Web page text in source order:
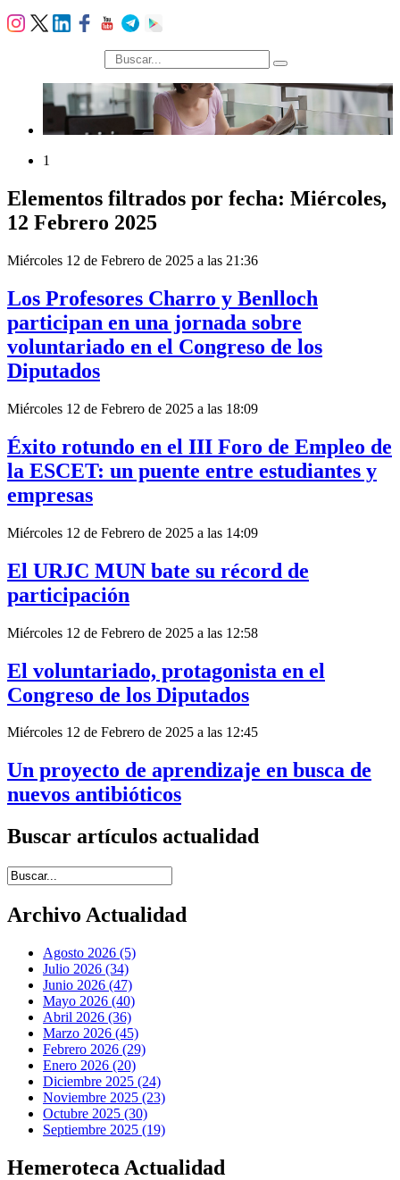
búsqueda
1
Elementos filtrados por fecha: Miércoles,
12 Febrero 2025
Miércoles 12 de Febrero de 2025 a las 21:36
Los Profesores Charro y Benlloch
participan en una jornada sobre
voluntariado en el Congreso de los
Diputados
Miércoles 12 de Febrero de 2025 a las 18:09
Éxito rotundo en el III Foro de Empleo de
la ESCET: un puente entre estudiantes y
empresas
Miércoles 12 de Febrero de 2025 a las 14:09
El URJC MUN bate su récord de
participación
Miércoles 12 de Febrero de 2025 a las 12:58
El voluntariado, protagonista en el
Congreso de los Diputados
Miércoles 12 de Febrero de 2025 a las 12:45
Un proyecto de aprendizaje en busca de
nuevos antibióticos
Buscar artículos actualidad
Introduce términos de búsqueda
Archivo Actualidad
Agosto 2026 (5)
Julio 2026 (34)
Junio 2026 (47)
Mayo 2026 (40)
Abril 2026 (36)
Marzo 2026 (45)
Febrero 2026 (29)
Enero 2026 (20)
Diciembre 2025 (24)
Noviembre 2025 (23)
Octubre 2025 (30)
Septiembre 2025 (19)
Hemeroteca Actualidad